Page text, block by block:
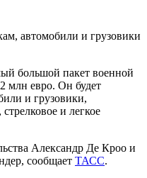
автомобили и грузовики
большой пакет военной
млн евро. Он будет
и грузовики,
и легкое
Александр Де Кроо и
сообщает ТАСС.